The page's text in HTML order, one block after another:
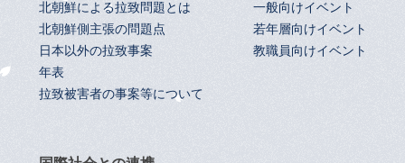
北朝鮮による拉致問題とは
北朝鮮側主張の問題点
日本以外の拉致事案
年表
拉致被害者の事案等について
一般向けイベント
若年層向けイベント
教職員向けイベント